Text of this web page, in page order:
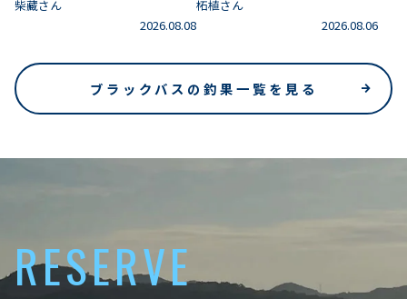
柴藏さん
2026.08.08
柘植さん
2026.08.06
ブラックバスの釣果一覧を見る
RESERVE